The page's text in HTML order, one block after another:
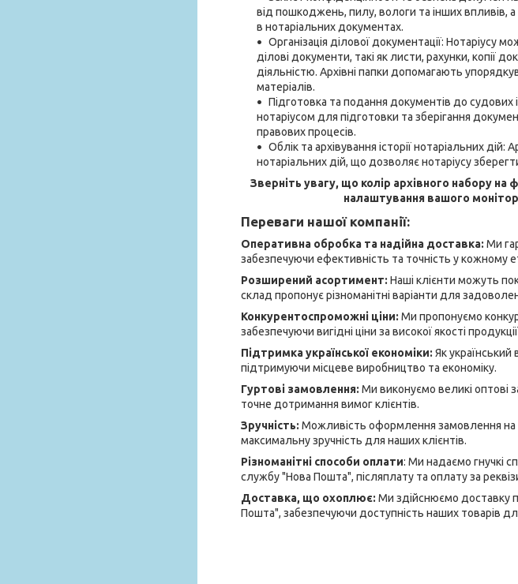
від пошкоджень, пилу, вологи та інших впливів,
в нотаріальних документах.
Організація ділової документації: Нотаріусу
ділові документи, такі як листи, рахунки, копії
діяльністю. Архівні папки допомагають
матеріалів.
Підготовка та подання документів до судових
нотаріусом для підготовки та зберігання
правових процесів.
Облік та архівування історії нотаріальних дій:
нотаріальних дій, що дозволяє нотаріусу
Зверніть увагу, що колір архівного набору на
налаштування вашого
Переваги нашої компанії:
Оперативна обробка та надійна доставка: Ми
забезпечуючи ефективність та точність у кожному
Розширений асортимент: Наші клієнти можуть
склад пропонує різноманітні варіанти для
Конкурентоспроможні ціни: Ми пропонуємо
забезпечуючи вигідні ціни за високої якості
Підтримка української економіки: Як
підтримуючи місцеве виробництво та економіку.
Гуртові замовлення: Ми виконуємо великі оптові
точне дотримання вимог клієнтів.
Зручність: Можливість оформлення замовлення на
максимальну зручність для наших клієнтів.
Різноманітні способи оплати: Ми надаємо гнучкі
службу "Нова Пошта", післяплату та оплату за
Доставка, що охоплює: Ми здійснюємо доставку
Пошта", забезпечуючи доступність наших товарів